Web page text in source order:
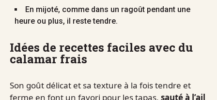
En mijoté, comme dans un ragoût pendant une
heure ou plus, il reste tendre.
Idées de recettes faciles avec du
calamar frais
Son goût délicat et sa texture à la fois tendre et
ferme en font un favori pour les tapas, sauté à l’ail